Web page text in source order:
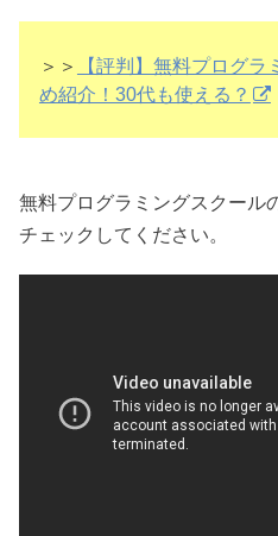
＞＞
【評判】無料プログ
め紹介！30代も使える？
無料プログラミングスクール
チェックしてください。